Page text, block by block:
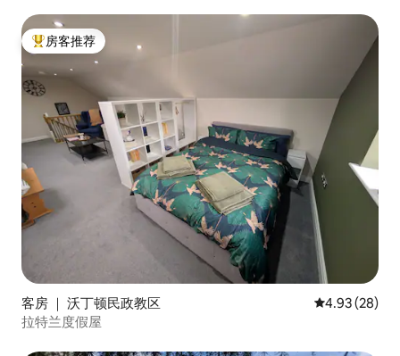
热门「房客推荐」
房客推荐
客房 ｜ 沃丁顿民政教区 平均评分
4.93 (28)
拉特兰度假屋